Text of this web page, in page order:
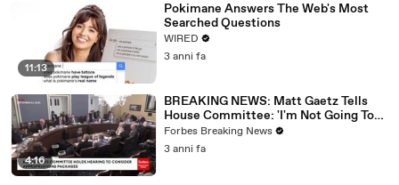
11:13
Pokimane Answers The Web's Most
Searched Questions
WIRED
3 anni fa
4:16
BREAKING NEWS: Matt Gaetz Tells
House Committee: 'I'm Not Going To
Vote For A Continuing Resolution'
Forbes Breaking News
3 anni fa